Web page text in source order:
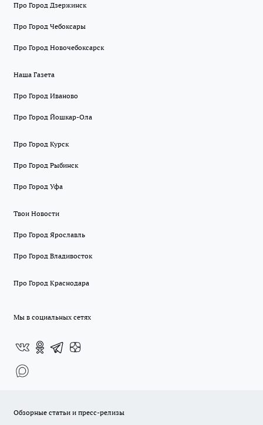
Про Город Дзержинск
Про Город Чебоксары
Про Город Новочебоксарск
Наша Газета
Про Город Иваново
Про Город Йошкар-Ола
Про Город Курск
Про Город Рыбинск
Про Город Уфа
Твои Новости
Про Город Ярославль
Про Город Владивосток
Про Город Краснодара
Мы в социальных сетях
Обзорные статьи и пресс-релизы